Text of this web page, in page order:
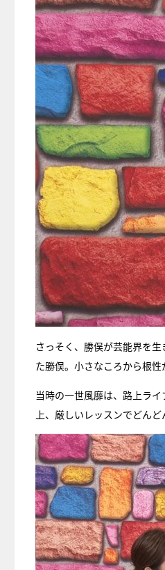
さっそく、勝俣が芸能界を
た勝俣。小さなころから根
当時の一世風靡は、路上ラ
上、厳しいレッスンでどん